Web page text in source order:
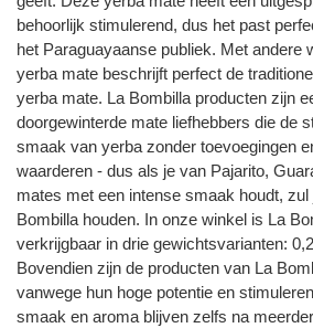
behoorlijk stimulerend, dus het past
het Paraguayaanse publiek. Met andere
yerba mate beschrijft perfect de
yerba mate. La Bombilla producten zijn
doorgewinterde mate liefhebbers die de
smaak van yerba zonder toevoegingen
waarderen - dus als je van Pajarito,
mates met een intense smaak houdt,
Bombilla houden. In onze winkel is La
verkrijgbaar in drie gewichtsvarianten:
Bovendien zijn de producten van La
vanwege hun hoge potentie en
smaak en aroma blijven zelfs na